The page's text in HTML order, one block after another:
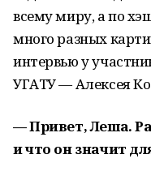
всему миру, а по
много разных
интервью у
УГАТУ — Алексея
— Привет, Леша.
и что он значит